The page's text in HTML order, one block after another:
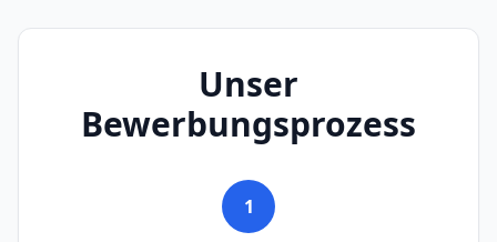
Unser
Bewerbungsprozess
1